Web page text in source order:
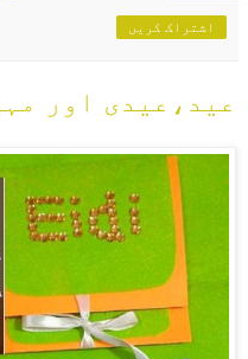
اشتراک کریں
عید،عیدی اور